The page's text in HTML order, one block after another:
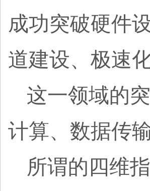
成功突破硬件
道建设、极速
这一领域的
计算、数据传
所谓的四维